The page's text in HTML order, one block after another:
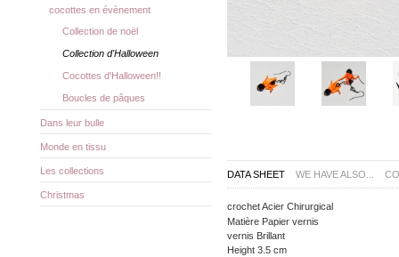
DATA SHEET WE HAVE ALSO...
crochetAcier Chirurgical
Matière Papier vernis
vernis Brillant
Height 3.5 cm
cocottes en évènement
Collection de noël
Collection d'Halloween
Cocottes d'Halloween!!
Boucles de pâques
Dans leur bulle
Monde en tissu
Les collections
Christmas